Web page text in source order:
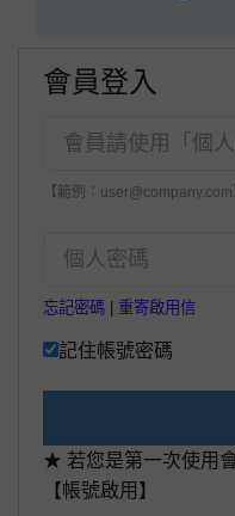
會員登入
【範例：user@company.com
忘記密碼 重寄啟用信
記住帳號密碼
★ 若您是第一次使用
【帳號啟用】